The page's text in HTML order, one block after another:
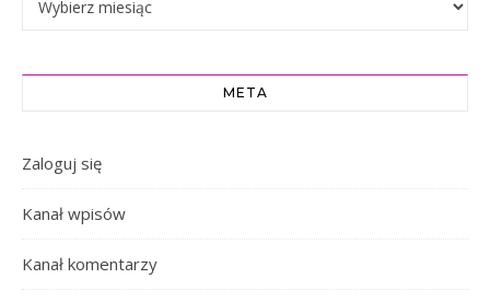
META
Zaloguj się
Kanał wpisów
Kanał komentarzy